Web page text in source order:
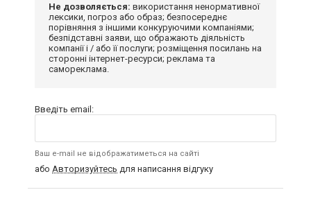
Не дозволяється: використання ненормативної
лексики, погроз або образ; безпосереднє
порівняння з іншими конкуруючими компаніями;
безпідставні заяви, що ображають діяльність
компанії і / або її послуги; розміщення посилань на
сторонні інтернет-ресурси; реклама та
самореклама.
Введіть email:
Ваш e-mail не відображатиметься на сайті
або Авторизуйтесь для написання відгуку